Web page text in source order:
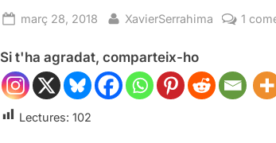
Posted
març 28, 2018 By
XavierSerrahima 1
Si t'ha agradat, comparteix-ho
Lectures: 102